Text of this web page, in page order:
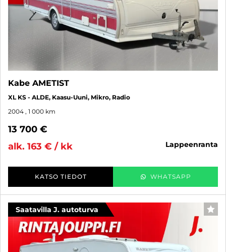
Kabe AMETIST
XL KS - ALDE, Kaasu-Uuni, Mikro, Radio
2004 , 1 000 km
13 700 €
alk. 163 € / kk
lappeenranta
KATSO TIEDOT WHATSAPP
Saatavilla J. autoturva